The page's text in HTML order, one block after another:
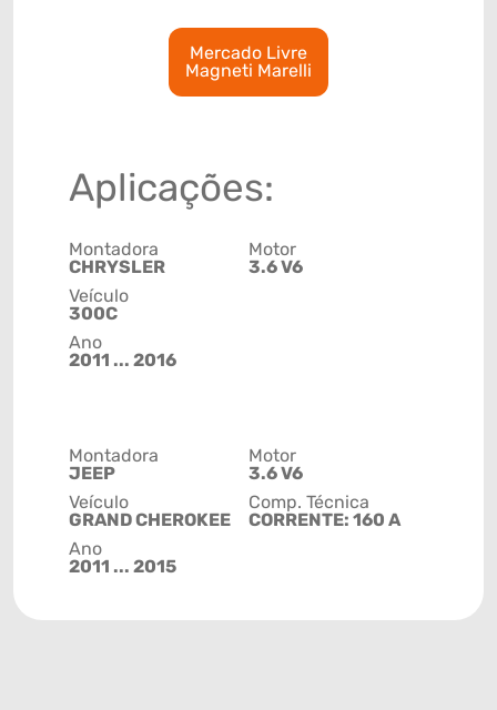
Mercado Livre
Magneti Marelli
Aplicações:
Montadora
CHRYSLER
Veículo
300C
Ano
2011 ... 2016
Motor
3.6 V6
Montadora
JEEP
Veículo
GRAND CHEROKEE
Ano
2011 ... 2015
Motor
3.6 V6
Comp. Técnica
CORRENTE: 160 A